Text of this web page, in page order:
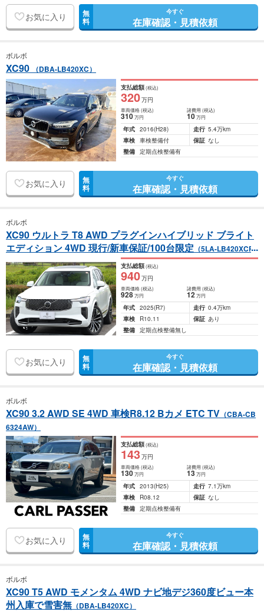
お気に入り 無
料
今すぐ
在庫確認・見積依頼
ボルボ
XC90 （DBA-LB420XC）
支払総額(税込)
320万円
車両価格(税込)
310万円
諸費用 (税込)
10 万円
年式 2016(H28) 走行 5.4万km
車検 車検整備付 保証 なし
整備 定期点検整備有
お気に入り 無
料
今すぐ
在庫確認・見積依頼
ボルボ
XC90 ウルトラ T8 AWD プラグインハイブリッド ブライト
エディション 4WD 現行/新車保証/100台限定 （5LA-LB420XCP
2）
支払総額(税込)
940万円
車両価格(税込)
928万円
諸費用 (税込)
12 万円
年式 2025(R7) 走行 0.4万km
車検
R10.11 保証 あり
整備 定期点検整備無し
お気に入り 無
料
今すぐ
在庫確認・見積依頼
ボルボ
XC90 3.2 AWD SE 4WD 車検R8.12 Bカメ ETC TV （CBA-CB
6324AW）
支払総額(税込)
143万円
車両価格(税込)
130万円
諸費用 (税込)
13 万円
年式 2013(H25) 走行 7.1万km
車検
R08.12 保証 なし
整備 定期点検整備有
お気に入り 無
料
今すぐ
在庫確認・見積依頼
ボルボ
XC90 T5 AWD モメンタム 4WD ナビ地デジ360度ビュー本
州入庫で雪害無 （DBA-LB420XC）